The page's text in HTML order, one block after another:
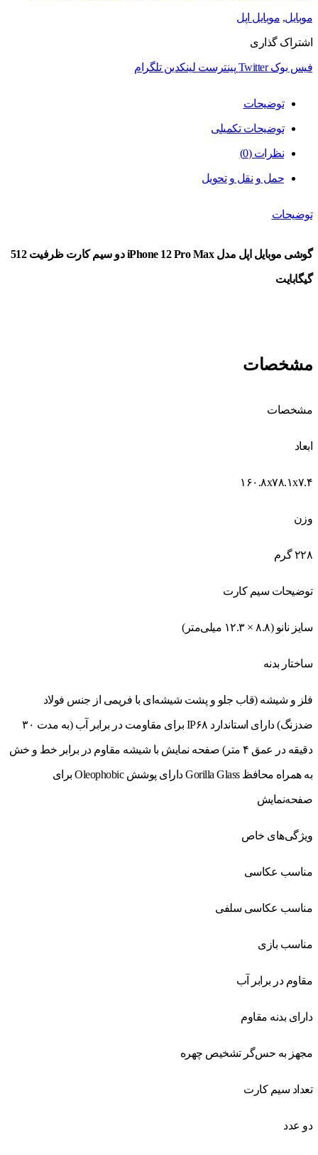
موبایل, موبایل اپل
اشتراک گذاری
فیس بوک Twitter پینترست لینکدین تلگرام
توضیحات
توضیحات تکمیلی
نظرات (0)
حمل و نقل و تحویل
توضیحات
گوشی موبایل اپل مدل iPhone 12 Pro Max دو سیم‌ کارت ظرفیت 512
گیگابایت
مشخصات
مشخصات
ابعاد
۱۶۰.۸x۷۸.۱x۷.۴
وزن
۲۲۸ گرم
توضیحات سیم کارت
سایز نانو (۸.۸ × ۱۲.۳ میلی‌متر)
ساختار بدنه
فلز و شیشه (قاب جلو و پشت شیشه‌ای با فریمی از جنس فولاد
ضدزنگ) دارای استاندارد IP۶۸ برای مقاومت در برابر آب (به مدت ۳۰
دقیقه در عمق ۴ متر) صفحه نمایش با شیشه مقاوم در برابر خط و خش
به همراه محافظ Gorilla Glass دارای پوشش Oleophobic برای
صفحه‌نمایش
ویژگی‌های خاص
مناسب عکاسی
مناسب عکاسی سلفی
مناسب بازی
مقاوم در برابر آب
دارای بدنه مقاوم
مجهز به حس‌گر تشخیص چهره
تعداد سیم کارت
دو عدد